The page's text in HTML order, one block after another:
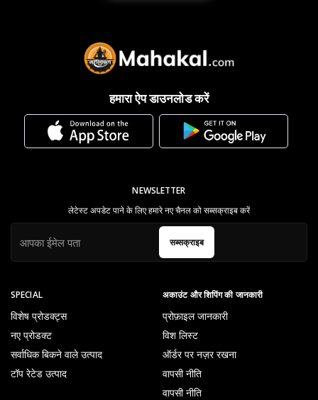
हमारा ऐप डाउनलोड करें
SPECIAL
विशेष प्रोडक्ट्स
नए प्रोडक्ट
सर्वाधिक बिकने वाले उत्पाद
टॉप रेटेड उत्पाद
अकाउंट और शिपिंग की जानकारी
प्रोफ़ाइल जानकारी
विश लिस्ट
ऑर्डर पर नज़र रखना
वापसी नीति
वापसी नीति
NEWSLETTER
लेटेस्ट अपडेट पाने के लिए हमारे नए चैनल को सब्सक्राइब करें
सब्सक्राइब